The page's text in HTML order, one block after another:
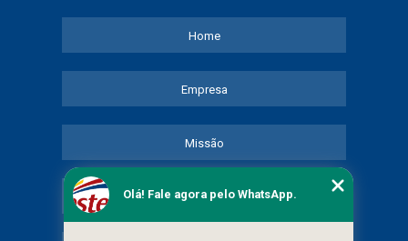
Home
Empresa
Missão
Serviços
Olá! Fale agora pelo WhatsApp.